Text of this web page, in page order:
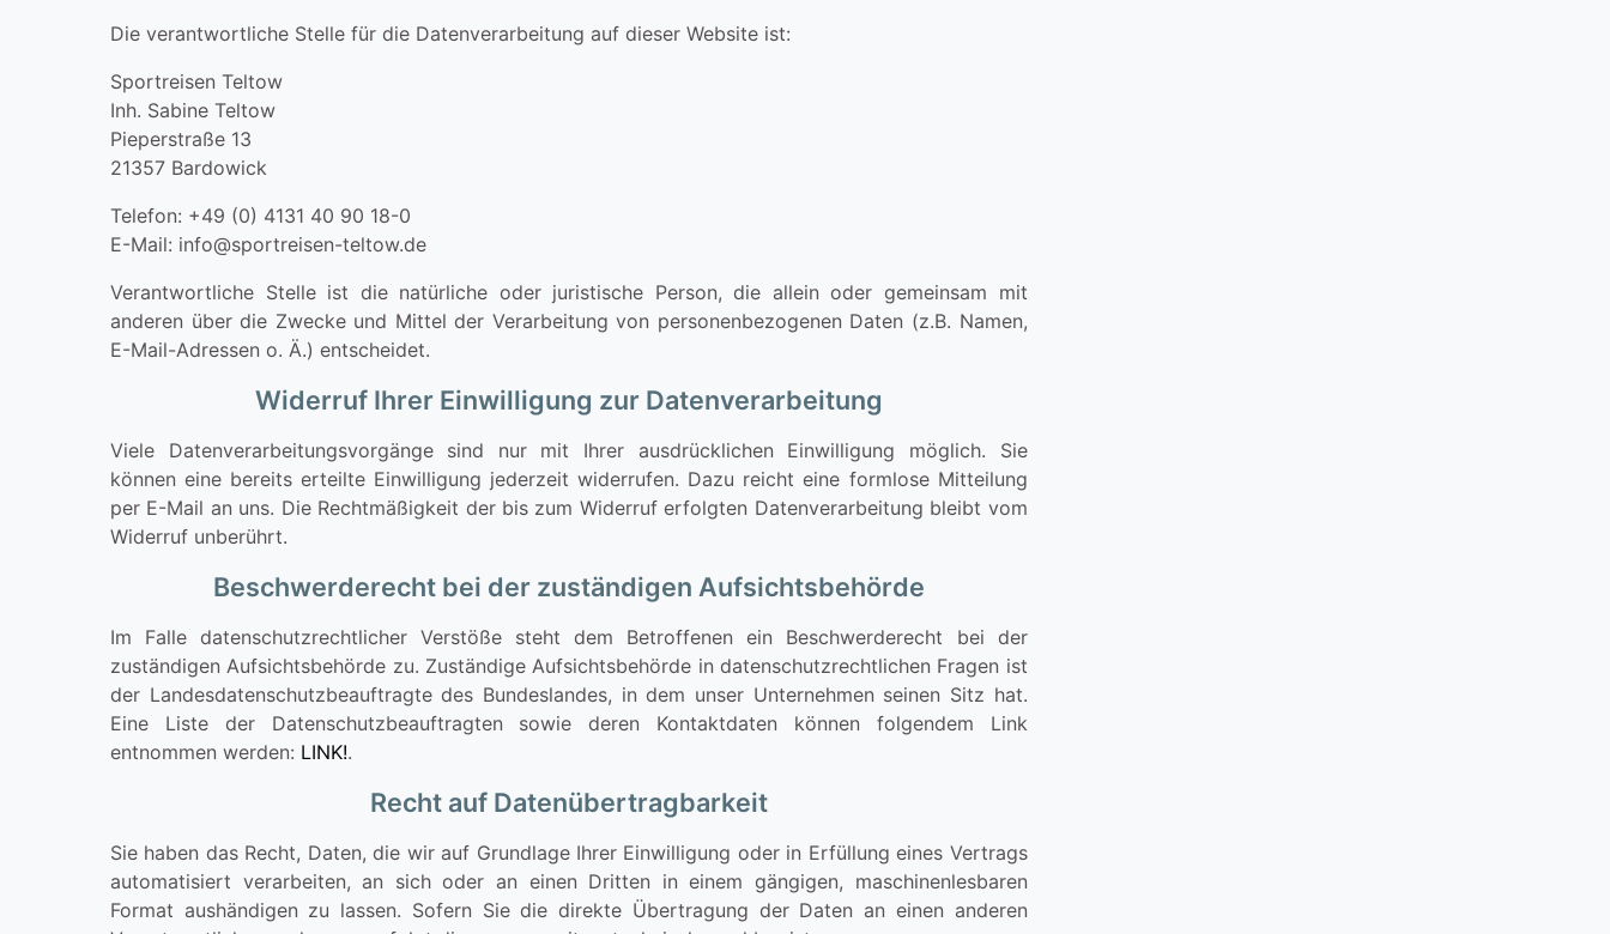
Die verantwortliche Stelle für die Datenverarbeitung auf dieser Website ist:
Sportreisen Teltow
Inh. Sabine Teltow
Pieperstraße 13
21357 Bardowick
Telefon: +49 (0) 4131 40 90 18-0
E-Mail: info@sportreisen-teltow.de
Verantwortliche Stelle ist die natürliche oder juristische Person, die allein oder gemeinsam mit
anderen über die Zwecke und Mittel der Verarbeitung von personenbezogenen Daten (z.B. Namen,
E-Mail-Adressen o. Ä.) entscheidet.
Widerruf Ihrer Einwilligung zur Datenverarbeitung
Viele Datenverarbeitungsvorgänge sind nur mit Ihrer ausdrücklichen Einwilligung möglich. Sie
können eine bereits erteilte Einwilligung jederzeit widerrufen. Dazu reicht eine formlose Mitteilung
per E-Mail an uns. Die Rechtmäßigkeit der bis zum Widerruf erfolgten Datenverarbeitung bleibt vom
Widerruf unberührt.
Beschwerderecht bei der zuständigen Aufsichtsbehörde
Im Falle datenschutzrechtlicher Verstöße steht dem Betroffenen ein Beschwerderecht bei der
zuständigen Aufsichtsbehörde zu. Zuständige Aufsichtsbehörde in datenschutzrechtlichen Fragen ist
der Landesdatenschutzbeauftragte des Bundeslandes, in dem unser Unternehmen seinen Sitz hat.
Eine Liste der Datenschutzbeauftragten sowie deren Kontaktdaten können folgendem Link
entnommen werden: LINK!.
Recht auf Datenübertragbarkeit
Sie haben das Recht, Daten, die wir auf Grundlage Ihrer Einwilligung oder in Erfüllung eines Vertrags
automatisiert verarbeiten, an sich oder an einen Dritten in einem gängigen, maschinenlesbaren
Format aushändigen zu lassen. Sofern Sie die direkte Übertragung der Daten an einen anderen